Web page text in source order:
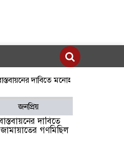
দাবিতে মনোহরগঞ্জে জামায়াতের
জনপ্রিয়
দাবিতে
গণমিছিল